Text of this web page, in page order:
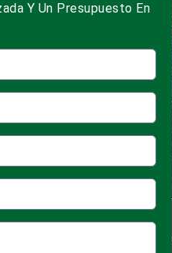
Y Un Presupuesto En